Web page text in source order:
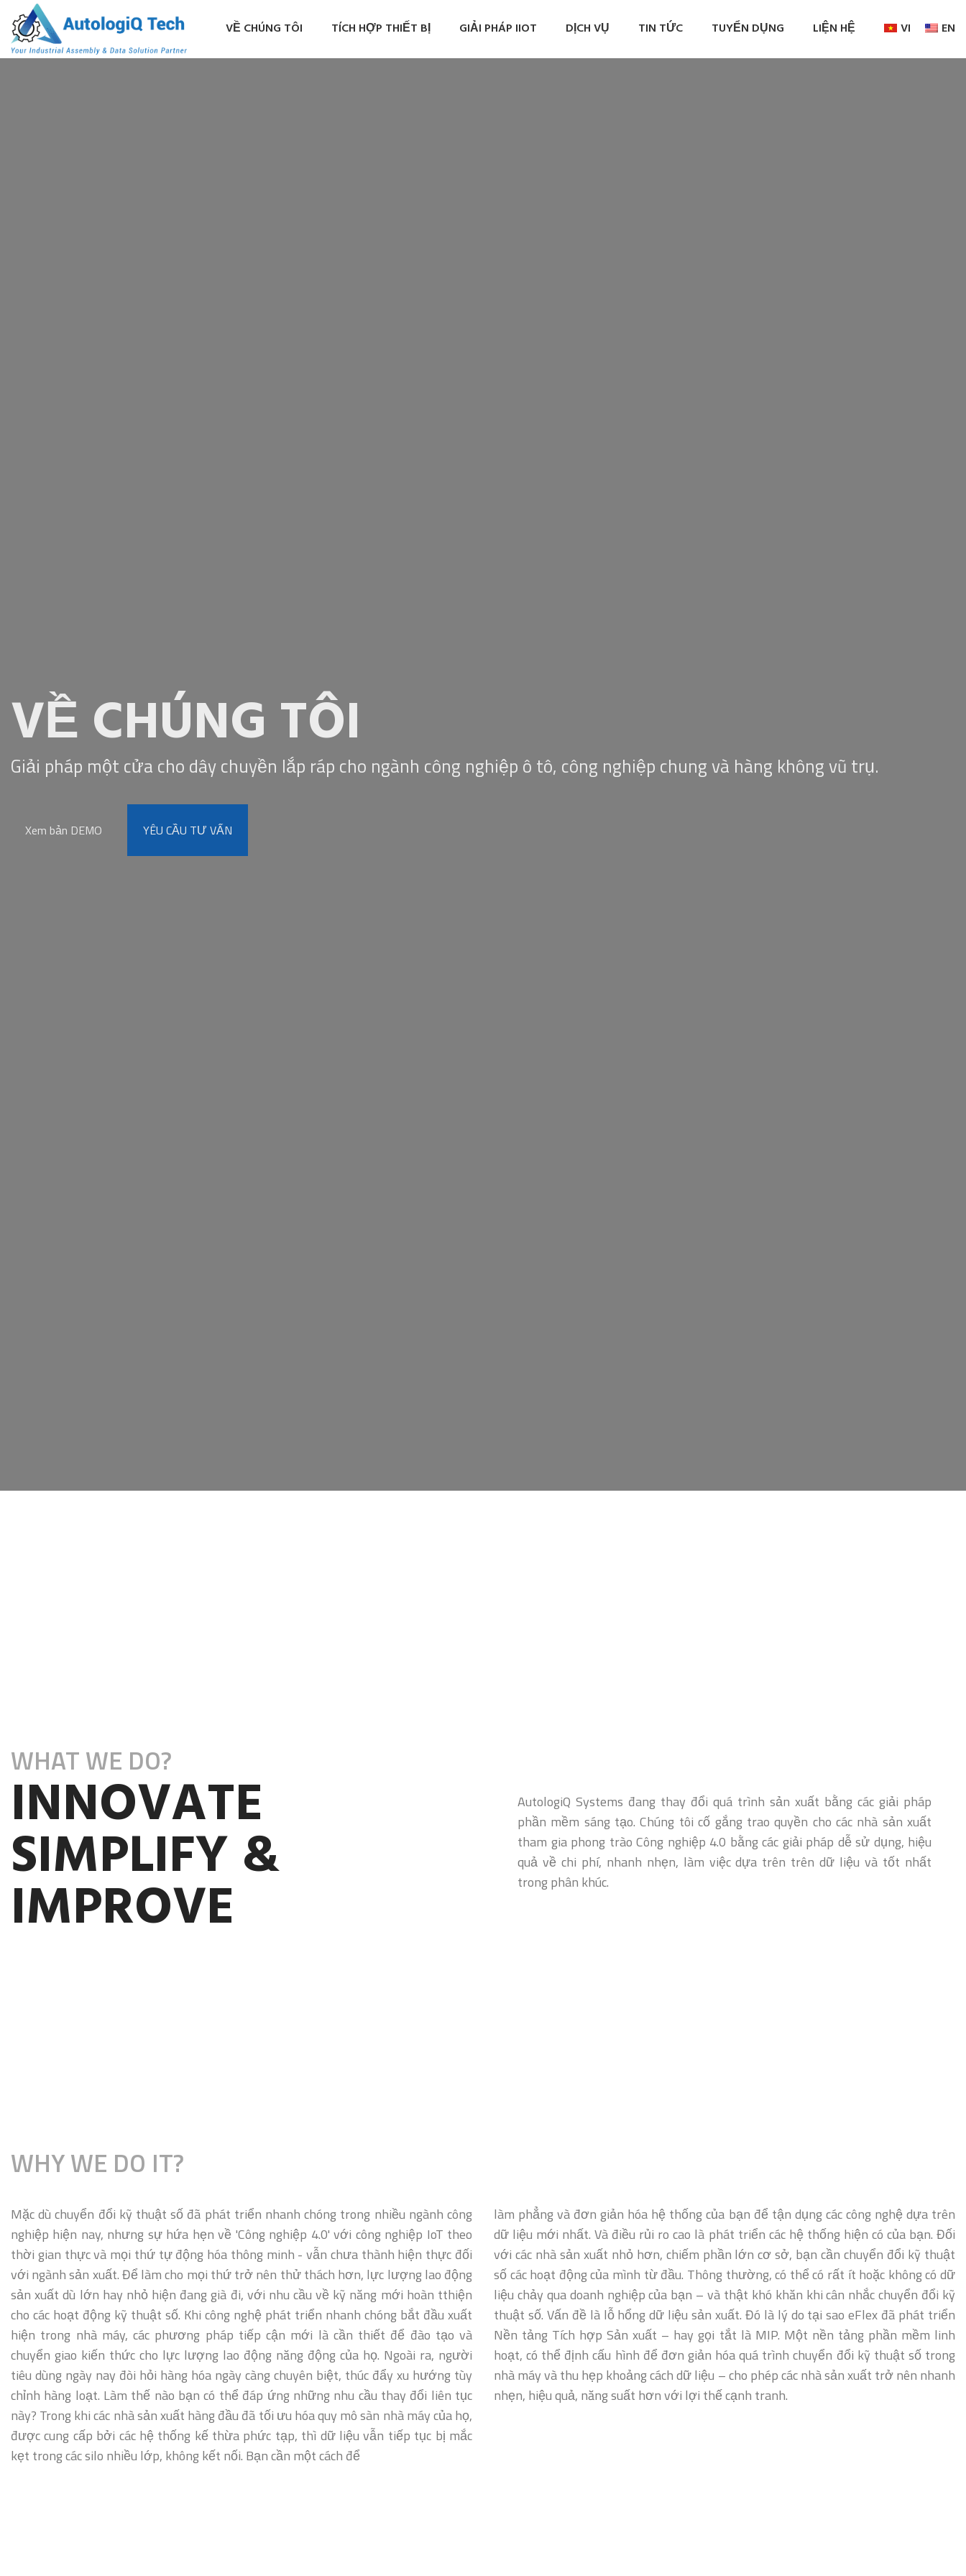
VỀ CHÚNG TÔI TÍCH HỢP THIẾT BỊ GIẢI PHÁP IIOT DỊCH VỤ TIN TỨC TUYỂN DỤNG LIỆN HỆ VI EN
VỀ CHÚNG TÔI
Giải pháp một cửa cho dây chuyền lắp ráp cho ngành công nghiệp ô tô, công nghiệp chung và hàng không vũ trụ.
Xem bản DEMO YÊU CẦU TƯ VẤN
WHAT WE DO?
INNOVATE
SIMPLIFY &
IMPROVE
AutologiQ Systems đang thay đổi quá trình sản xuất bằng các giải pháp
phần mềm sáng tạo. Chúng tôi cố gắng trao quyền cho các nhà sản xuất
tham gia phong trào Công nghiệp 4.0 bằng các giải pháp dễ sử dụng, hiệu
quả về chi phí, nhanh nhẹn, làm việc dựa trên trên dữ liệu và tốt nhất
trong phân khúc.
WHY WE DO IT?
Mặc dù chuyển đổi kỹ thuật số đã phát triển nhanh chóng trong nhiều ngành công
nghiệp hiện nay, nhưng sự hứa hẹn về 'Công nghiệp 4.0' với công nghiệp IoT theo
thời gian thực và mọi thứ tự động hóa thông minh - vẫn chưa thành hiện thực đối
với ngành sản xuất. Để làm cho mọi thứ trở nên thử thách hơn, lực lượng lao động
sản xuất dù lớn hay nhỏ hiện đang già đi, với nhu cầu về kỹ năng mới hoàn tthiện
cho các hoạt động kỹ thuật số. Khi công nghệ phát triển nhanh chóng bắt đầu xuất
hiện trong nhà máy, các phương pháp tiếp cận mới là cần thiết để đào tạo và
chuyển giao kiến thức cho lực lượng lao động năng động của họ. Ngoài ra, người
tiêu dùng ngày nay đòi hỏi hàng hóa ngày càng chuyên biệt, thúc đẩy xu hướng tùy
chỉnh hàng loạt. Làm thế nào bạn có thể đáp ứng những nhu cầu thay đổi liên tục
này? Trong khi các nhà sản xuất hàng đầu đã tối ưu hóa quy mô sàn nhà máy của họ,
được cung cấp bởi các hệ thống kế thừa phức tạp, thì dữ liệu vẫn tiếp tục bị mắc
kẹt trong các silo nhiều lớp, không kết nối. Bạn cần một cách để
làm phẳng và đơn giản hóa hệ thống của bạn để tận dụng các công nghệ dựa trên
dữ liệu mới nhất. Và điều rủi ro cao là phát triển các hệ thống hiện có của bạn. Đối
với các nhà sản xuất nhỏ hơn, chiếm phần lớn cơ sở, bạn cần chuyển đổi kỹ thuật
số các hoạt động của mình từ đầu. Thông thường, có thể có rất ít hoặc không có dữ
liệu chảy qua doanh nghiệp của bạn – và thật khó khăn khi cân nhắc chuyển đổi kỹ
thuật số. Vấn đề là lỗ hổng dữ liệu sản xuất. Đó là lý do tại sao eFlex đã phát triển
Nền tảng Tích hợp Sản xuất – hay gọi tắt là MIP. Một nền tảng phần mềm linh
hoạt, có thể định cấu hình để đơn giản hóa quá trình chuyển đổi kỹ thuật số trong
nhà máy và thu hẹp khoảng cách dữ liệu – cho phép các nhà sản xuất trở nên nhanh
nhẹn, hiệu quả, năng suất hơn với lợi thế cạnh tranh.